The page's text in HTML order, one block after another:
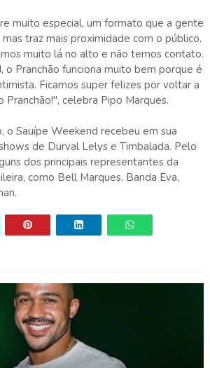
muito especial, um formato que a gente
traz mais proximidade com o público.
muito lá no alto e não temos contato.
o Pranchão funciona muito bem porque é
Ficamos super felizes por voltar a
Pranchão!", celebra Pipo Marques.
o Sauípe Weekend recebeu em sua
de Durval Lelys e Timbalada. Pelo
dos principais representantes da
como Bell Marques, Banda Eva,